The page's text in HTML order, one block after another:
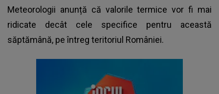
Meteorologii anunță că valorile termice vor fi mai
ridicate decât cele specifice pentru această
săptămână, pe întreg teritoriul României.